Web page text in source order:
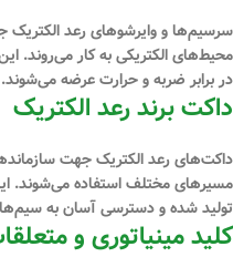
سرسیم‌ها و وایرشوهای رعد
محیط‌های الکتریکی به کار می‌روند.
در برابر ضربه و حرارت عرضه می‌شوند.
داکت برند رعد الکتریک
داکت‌های رعد الکتریک جهت
مسیرهای مختلف استفاده می‌شوند.
تولید شده و دسترسی آسان به سیم‌ها
کلید مینیاتوری و